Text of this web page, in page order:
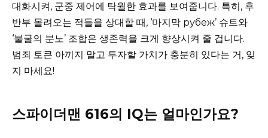
대화시켜, 군중 제어에 탁월한 효과를 보여줍니다. 특히, 후
반부 몰려오는 적들을 상대할 때, ‘마지막 рубеж’ 슈트와
‘불굴의 분노’ 조합은 생존력을 크게 향상시켜 줄 겁니다.
범죄 토큰 아끼지 말고 투자할 가치가 충분히 있다는 거, 잊
지 마세요!
스파이더맨 616의 IQ는 얼마인가요?